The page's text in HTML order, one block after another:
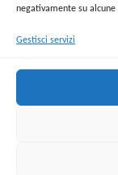
negativamente su
Gestisci servizi